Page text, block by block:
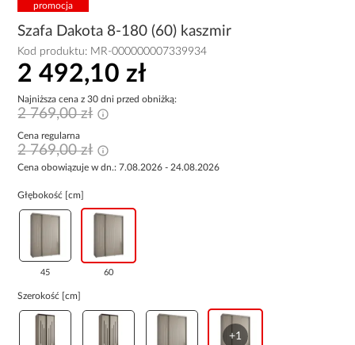
promocja
Szafa Dakota 8-180 (60) kaszmir
Kod produktu: MR-000000007339934
2 492,10 zł
Najniższa cena z 30 dni przed obniżką:
2 769,00 zł
Cena regularna
2 769,00 zł
Cena obowiązuje w dn.: 7.08.2026 - 24.08.2026
Głębokość [cm]
45 60
Szerokość [cm]
+1